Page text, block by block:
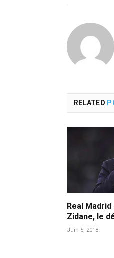
RELATED
Real
Zidane, le
Juin 5, 2018